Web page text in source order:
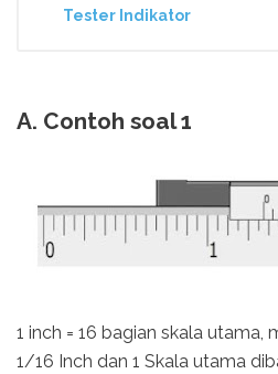
Tester Indikator
A. Contoh soal 1
1 inch = 16 bagian skala utama,
1/16 Inch dan 1 Skala utama